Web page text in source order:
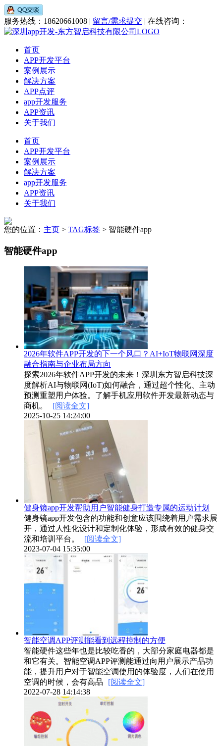
服务热线：18620661008 | 留言/需求提交 | 在线咨询：
首页
APP开发平台
案例展示
解决方案
APP点评
app开发服务
APP资讯
关于我们
首页
APP开发平台
案例展示
解决方案
app开发服务
APP资讯
关于我们
您的位置： 主页 > TAG标签 > 智能硬件app
智能硬件app
2026年软件APP开发的下一个风口？AI+IoT物联网深度
融合指南与企业布局方向
探索2026年软件APP开发的未来！深圳东方智启科技深
度解析AI与物联网(IoT)如何融合，通过超个性化、主动
预测重塑用户体验。了解手机应用软件开发最新动态与
商机。
[阅读全文]
2025-10-25 14:24:00
健身镜app开发帮助用户智能健身打造专属的运动计划
健身镜app开发包含的功能和创意应该围绕着用户需求展
开，通过人性化设计和定制化体验，形成有效的健身交
流和培训平台。
[阅读全文]
2023-07-04 15:35:00
智能空调APP评测能看到远程控制的方便
智能硬件这些年也是比较吃香的，大部分家庭电器都是
和它有关。智能空调APP评测能通过向用户展示产品功
能，提升用户对于智能空调使用的体验度，人们在使用
空调的时候，会有高品
[阅读全文]
2022-07-28 14:14:38